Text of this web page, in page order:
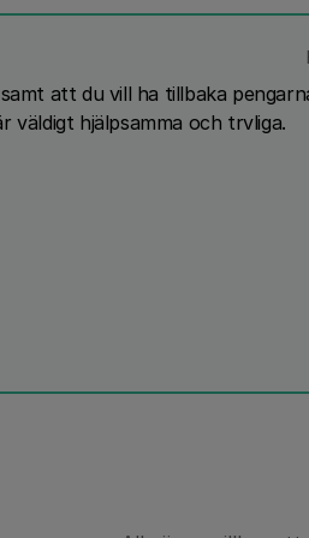
att du vill ha tillbaka
hjälpsamma och trvliga.